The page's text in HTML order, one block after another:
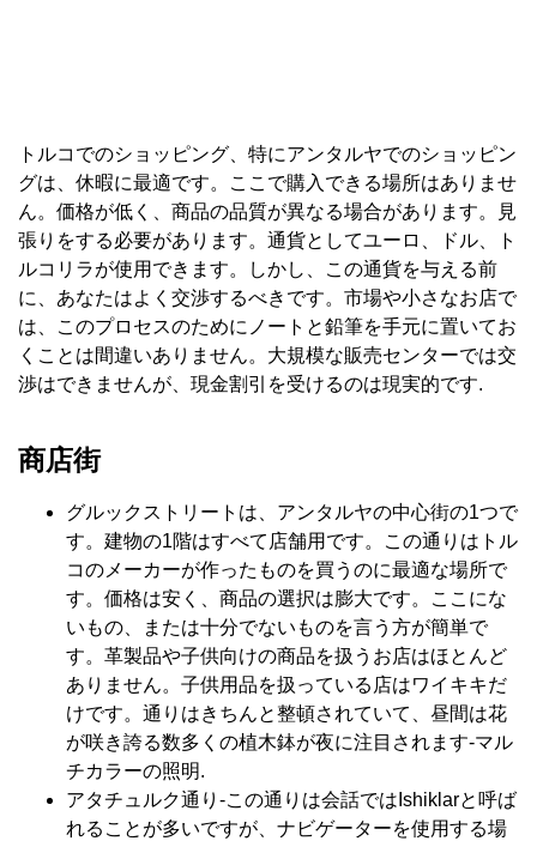
トルコでのショッピング、特にアンタルヤでのショッピン
グは、休暇に最適です。ここで購入できる場所はありませ
ん。価格が低く、商品の品質が異なる場合があります。見
張りをする必要があります。通貨としてユーロ、ドル、ト
ルコリラが使用できます。しかし、この通貨を与える前
に、あなたはよく交渉するべきです。市場や小さなお店で
は、このプロセスのためにノートと鉛筆を手元に置いてお
くことは間違いありません。大規模な販売センターでは交
渉はできませんが、現金割引を受けるのは現実的です.
商店街
グルックストリートは、アンタルヤの中心街の1つで
す。建物の1階はすべて店舗用です。この通りはトル
コのメーカーが作ったものを買うのに最適な場所で
す。価格は安く、商品の選択は膨大です。ここにな
いもの、または十分でないものを言う方が簡単で
す。革製品や子供向けの商品を扱うお店はほとんど
ありません。子供用品を扱っている店はワイキキだ
けです。通りはきちんと整頓されていて、昼間は花
が咲き誇る数多くの植木鉢が夜に注目されます-マル
チカラーの照明.
アタチュルク通り-この通りは会話ではIshiklarと呼ば
れることが多いですが、ナビゲーターを使用する場